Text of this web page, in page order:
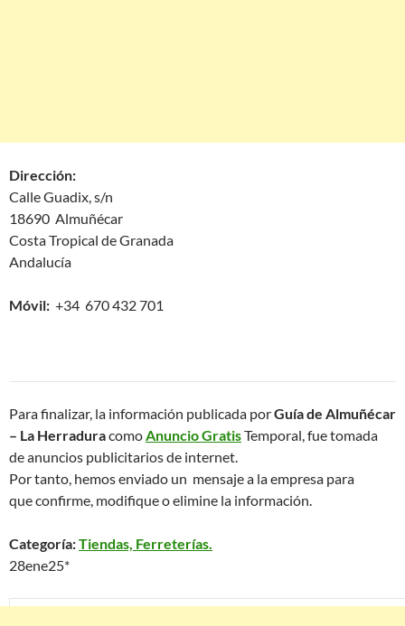
Dirección:
Calle Guadix, s/n
18690 Almuñécar
Costa Tropical de Granada
Andalucía
Móvil: +34 670 432 701
Para finalizar, la información publicada porGuía de Almuñécar
– La Herraduracomo Anuncio GratisTemporal, fue tomada
de anuncios publicitarios de internet.
Por tanto, hemos enviado un mensaje a la empresa para
que confirme, modifique o elimine la información.
Categoría:Tiendas, Ferreterías.
28ene25*